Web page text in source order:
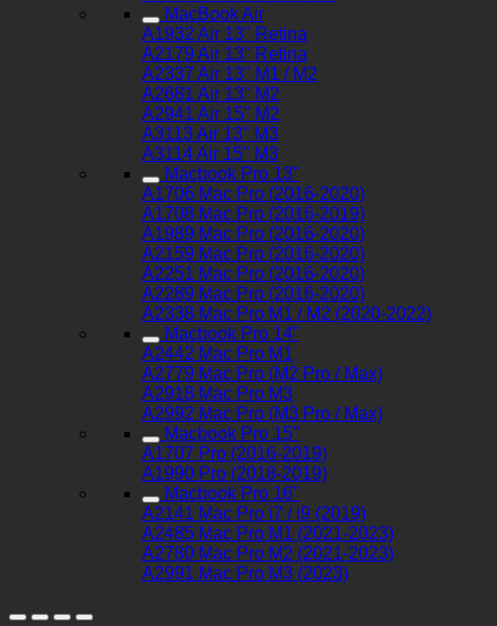
MacBook Air
A1932 Air 13" Retina
A2179 Air 13" Retina
A2337 Air 13" M1 / M2
A2681 Air 13" M2
A2941 Air 15" M2
A3113 Air 13" M3
A3114 Air 15" M3
Macbook Pro 13"
A1706 Mac Pro (2016-2020)
A1708 Mac Pro (2016-2019)
A1989 Mac Pro (2016-2020)
A2159 Mac Pro (2016-2020)
A2251 Mac Pro (2016-2020)
A2289 Mac Pro (2016-2020)
A2338 Mac Pro M1 / M2 (2020-2022)
Macbook Pro 14"
A2442 Mac Pro M1
A2779 Mac Pro (M2 Pro / Max)
A2918 Mac Pro M3
A2992 Mac Pro (M3 Pro / Max)
Macbook Pro 15"
A1707 Pro (2016-2019)
A1990 Pro (2018-2019)
Macbook Pro 16"
A2141 Mac Pro i7 / i9 (2019)
A2485 Mac Pro M1 (2021-2023)
A2780 Mac Pro M2 (2021-2023)
A2991 Mac Pro M3 (2023)